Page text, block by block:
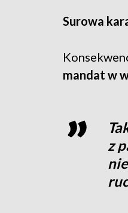
Surowa
mandat w
z